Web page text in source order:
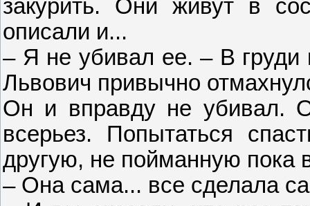
закурить. Они живут в
описали и...
– Я не убивал ее. – В груди
Львович привычно
Он и вправду не убивал.
всерьез. Попытаться
другую, не пойманную пока
– Она сама... все сделала